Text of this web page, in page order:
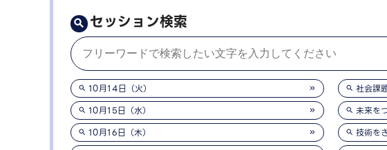
セッション検索
10月14日（火）
10月15日（水）
10月16日（木）
社会課
未来を
技術を